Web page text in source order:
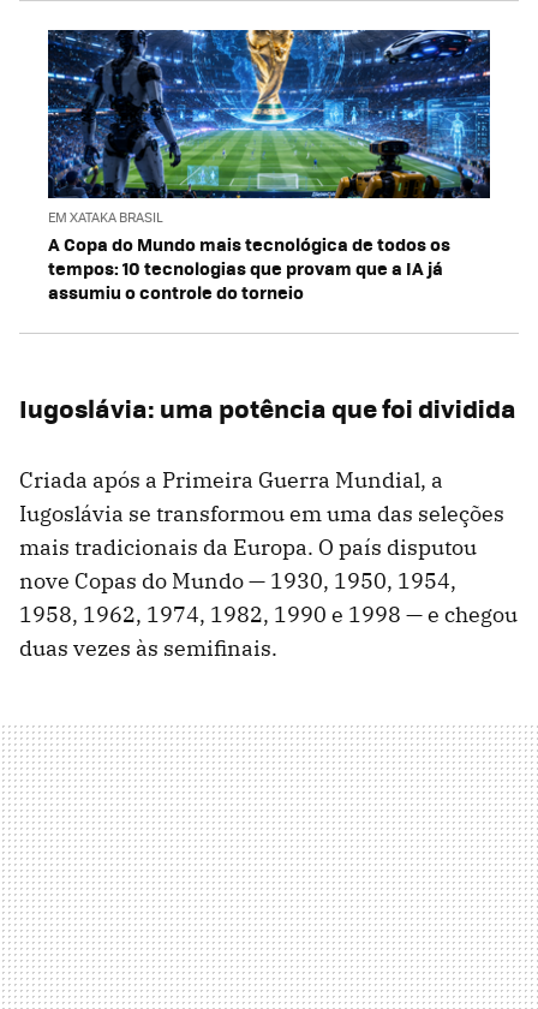
EM XATAKA BRASIL
A Copa do Mundo mais tecnológica de todos os
tempos: 10 tecnologias que provam que a IA já
assumiu o controle do torneio
Iugoslávia: uma potência que foi dividida
Criada após a Primeira Guerra Mundial, a
Iugoslávia se transformou em uma das seleções
mais tradicionais da Europa. O país disputou
nove Copas do Mundo — 1930, 1950, 1954,
1958, 1962, 1974, 1982, 1990 e 1998 — e chegou
duas vezes às semifinais.